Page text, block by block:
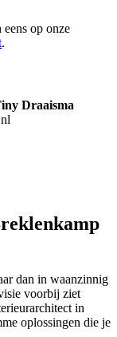
op onze
.
Draaisma
dan in waanzinnig
voorbij ziet
in
oplossingen die je